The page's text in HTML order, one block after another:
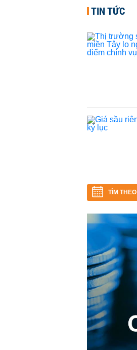
TIN TỨC
TÌM